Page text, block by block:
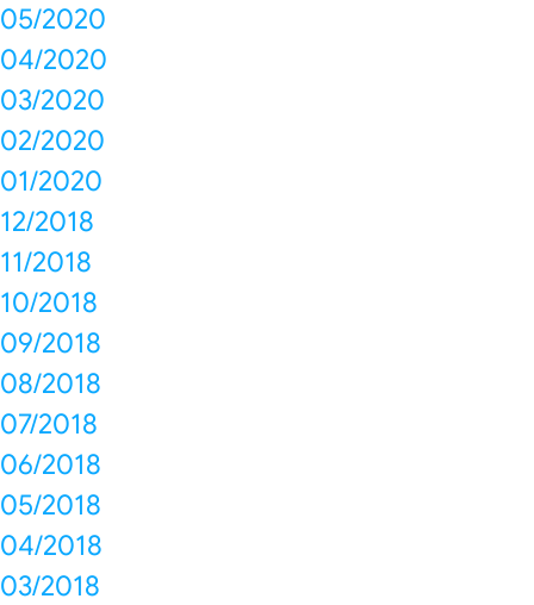
05/2020
04/2020
03/2020
02/2020
01/2020
12/2018
11/2018
10/2018
09/2018
08/2018
07/2018
06/2018
05/2018
04/2018
03/2018